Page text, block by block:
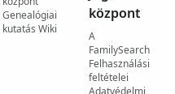
Genealógiai
kutatás Wiki
központ
A
FamilySearch
Felhasználási
feltételei
Adatvédelmi